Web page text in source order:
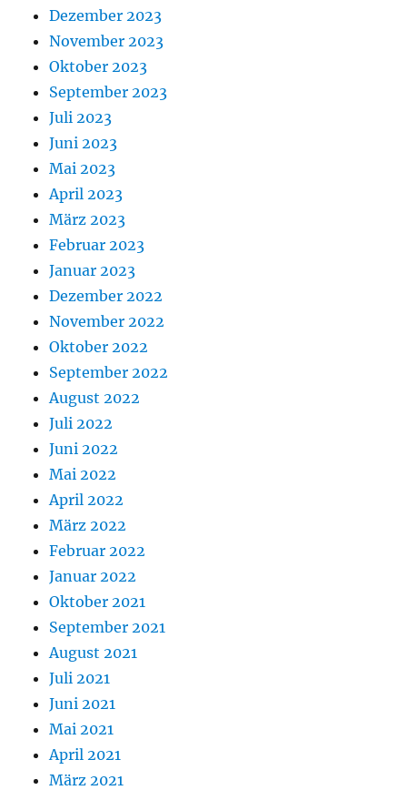
Dezember 2023
November 2023
Oktober 2023
September 2023
Juli 2023
Juni 2023
Mai 2023
April 2023
März 2023
Februar 2023
Januar 2023
Dezember 2022
November 2022
Oktober 2022
September 2022
August 2022
Juli 2022
Juni 2022
Mai 2022
April 2022
März 2022
Februar 2022
Januar 2022
Oktober 2021
September 2021
August 2021
Juli 2021
Juni 2021
Mai 2021
April 2021
März 2021